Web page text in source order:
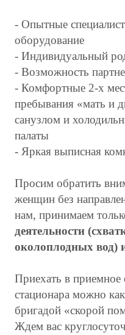
- Опытные
оборудование
- Индивидуальный
- Возможность
- Комфортные 2-х
пребывания «мать и
санузлом и
палаты
- Яркая выписная
Просим обратить
женщин без
нам, принимаем
деятельности
околоплодных вод)
Приехать в приемное
стационара можно
бригадой «скорой
Ждем вас